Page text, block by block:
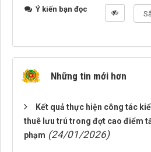
Ý kiến bạn đọc
Những tin mới hơn
Kết quả thực hiện công tác
thuê lưu trú trong đợt cao điểm
phạm (24/01/2026)